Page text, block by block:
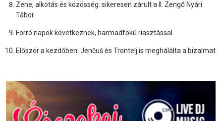
Zene, alkotás és közösség: sikeresen zárult a II. Zengő Nyári
Tábor
Forró napok következnek, harmadfokú riasztással
Először a kezdőben: Jenčuš és Trontelj is meghálálta a bizalmat